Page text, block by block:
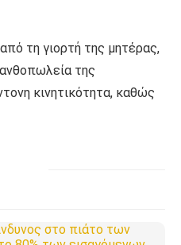
τη γιορτή της μητέρας,
της
κινητικότητα, καθώς